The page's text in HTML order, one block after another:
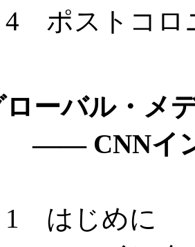
コロニア
ーバル・メ
インター
めに